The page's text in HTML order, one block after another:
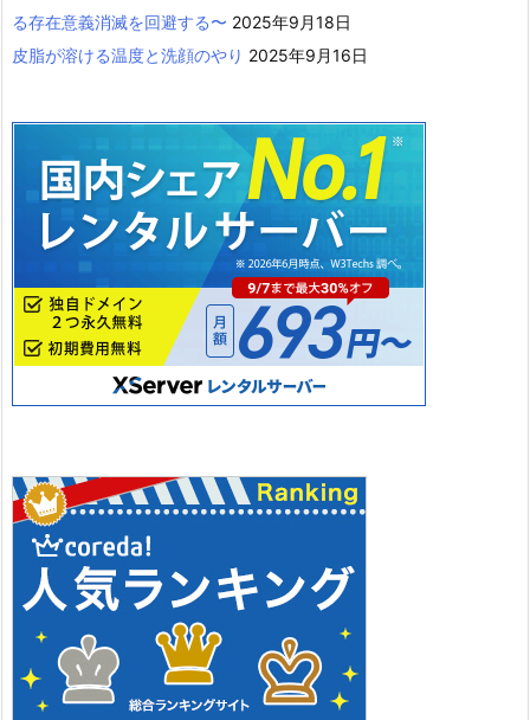
る存在意義消滅を回避する〜 2025年9月18日
皮脂が溶ける温度と洗顔のやり 2025年9月16日